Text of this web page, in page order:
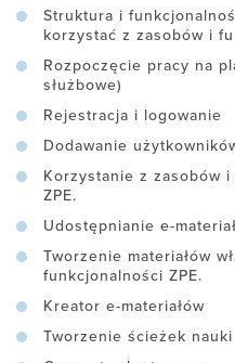
Struktura i
korzystać z zasobów i
Rozpoczęcie pracy na
służbowe)
Rejestracja i logowanie
Dodawanie
Korzystanie z zasobów
ZPE.
Udostępnianie e-
Tworzenie materiałów
funkcjonalności ZPE.
Kreator e-materiałów
Tworzenie ścieżek nauki